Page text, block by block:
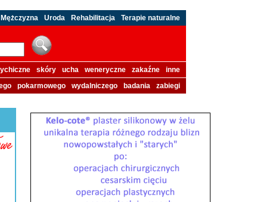
Mężczyzna Uroda Rehabilitacja Terapie naturalne
skóry ucha weneryczne zakaźne
inne
pokarmowego wydalniczego badania zabiegi